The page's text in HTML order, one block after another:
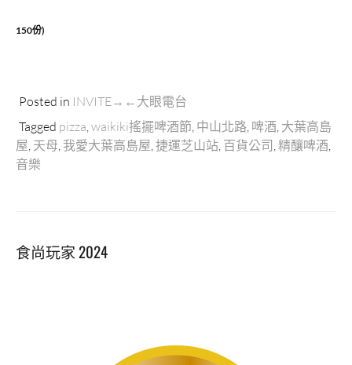
150份)
Posted in INVITE→←大眼電台
Tagged pizza waikiki搖擺啤酒節 中山北路 啤酒 大葉高島
屋 天母 我愛大葉高島屋 捷運芝山站 百貨公司 精釀啤酒
音樂
食尚玩家 2024